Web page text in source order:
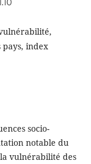
pays, index
socio-
notable du
vulnérabilité des